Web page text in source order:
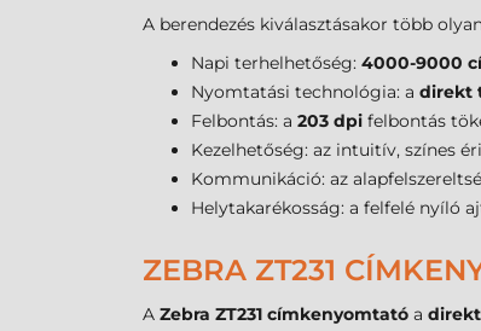
A berendezés kiválasztásakor több
Napi terhelhetőség: 4000-9000
Nyomtatási technológia: a direkt
Felbontás: a 203 dpi felbontás
Kezelhetőség: az intuitív, színes
Kommunikáció: az
Helytakarékosság: a felfelé nyíló
ZEBRA ZT231
A Zebra ZT231 címkenyomtató a